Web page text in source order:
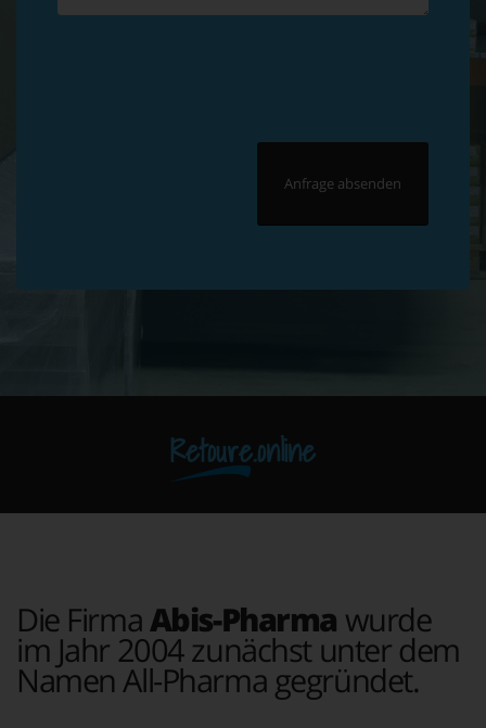
Retoure.online
Die Firma Abis-Pharma wurde
im Jahr 2004 zunächst unter dem
Namen All-Pharma gegründet.